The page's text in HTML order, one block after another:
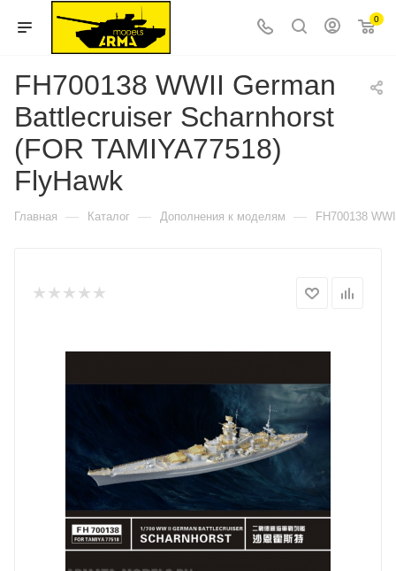
0
FH700138 WWII German
Battlecruiser Scharnhorst
(FOR TAMIYA77518)
FlyHawk
Главная — Каталог — Дополнения к моделям — FH700138